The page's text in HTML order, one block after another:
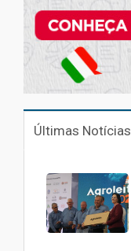
Últimas Notícias